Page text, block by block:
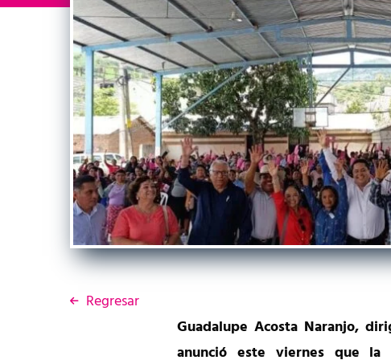
Regresar
Guadalupe Acosta Naranjo,
anunció este viernes que la